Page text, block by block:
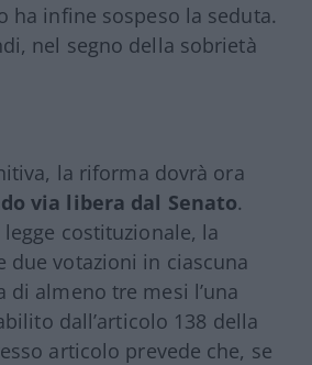
ha infine sospeso la seduta.
nel segno della sobrietà
la riforma dovrà ora
via libera dal Senato.
costituzionale, la
due votazioni in ciascuna
di almeno tre mesi l’una
dall’articolo 138 della
articolo prevede che, se